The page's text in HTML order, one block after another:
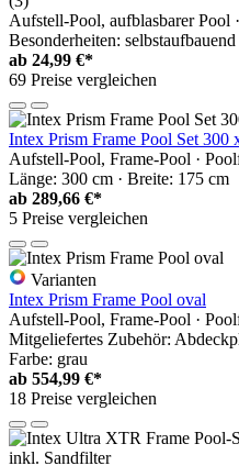
Aufstell-Pool, aufblasbarer Pool
Besonderheiten:
ab 24,99 €*
69 Preise vergleichen
Intex Prism Frame Pool Set
Aufstell-Pool, Frame-Pool ·
Länge: 300 cm · Breite: 175 cm
ab 289,66 €*
5 Preise vergleichen
Varianten
Intex Prism Frame Pool oval
Aufstell-Pool, Frame-Pool ·
Mitgeliefertes Zubehör:
Farbe: grau
ab 554,99 €*
18 Preise vergleichen